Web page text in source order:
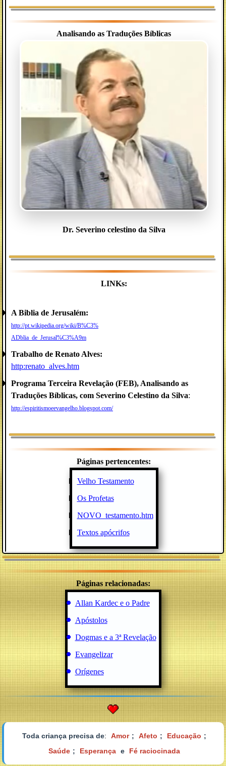
Analisando as Traduções Bíblicas
Dr. Severino celestino da Silva
LINKs:
A Biblia de Jerusalém:
http://pt.wikipedia.org/wiki/B%C3%
ADblia_de_Jerusal%C3%A9m
Trabalho de Renato Alves:
http:renato_alves.htm
Programa Terceira Revelação (FEB), Analisando as
Traduções Bíblicas, com Severino Celestino da Silva:
http://espiritismoeevangelho.blogspot.com/
Páginas pertencentes:
Velho Testamento
Os Profetas
NOVO_testamento.htm
Textos apócrifos
Páginas relacionadas:
Allan Kardec e o Padre
Apóstolos
Dogmas e a 3ª Revelação
Evangelizar
Orígenes
Toda criança precisa de: Amor ; Afeto ; Educação ;
Saúde ; Esperança e Fé raciocinada